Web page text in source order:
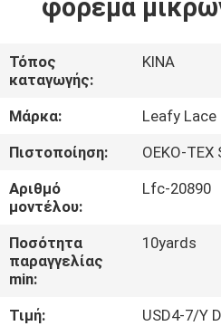
ΣΧΕΤΙΚΆ
ΜΕ
ΕΜΆΣ
ΓΎΡΟΣ
ΕΡΓΟΣΤΑΣΊΩΝ
ΠΟΙΟΤΙΚΌΣ
ΈΛΕΓΧΟΣ
φόρεμα
Τόπος
καταγωγής:
ΚΙΝΑ
Μάρκα:
Leafy Lace
Πιστοποίηση:
OEKO-
Αριθμό
μοντέλου:
Lfc-20890
Ποσότητα
παραγγελίας
min:
10yards
Τιμή:
USD4-7/Y